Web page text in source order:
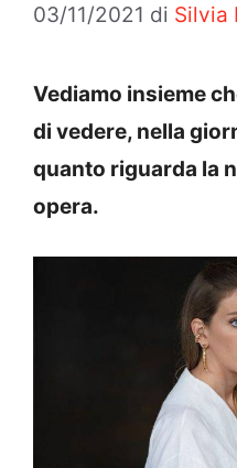
03/11/2021 di Silvia
Vediamo insieme
di vedere, nella
quanto riguarda la
opera.